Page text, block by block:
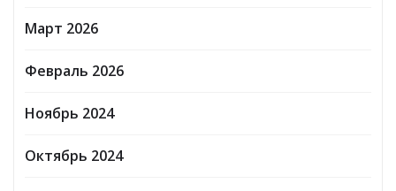
Март 2026
Февраль 2026
Ноябрь 2024
Октябрь 2024